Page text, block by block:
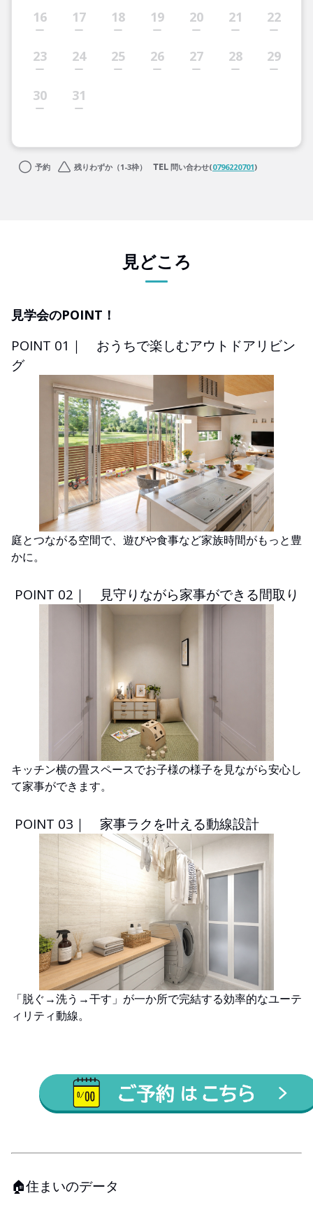
16 17 18 19 20 21 22
23 24 25 26 27 28 29
30 31
予約 残りわずか（1-3枠） 問い合わせ(0796220701)
見どころ
見学会のPOINT！
POINT 01｜ おうちで楽しむアウトドアリビン
グ
庭とつながる空間で、遊びや食事など家族時間がもっと豊
かに。
POINT 02｜ 見守りながら家事ができる間取り
キッチン横の畳スペースでお子様の様子を見ながら安心し
て家事ができます。
POINT 03｜ 家事ラクを叶える動線設計
「脱ぐ→洗う→干す」が一か所で完結する効率的なユーテ
ィリティ動線。
🏠住まいのデータ